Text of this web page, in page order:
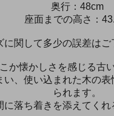
奥行：48cm
座面までの高さ：
に関して多少の誤差はご
か懐かしさを感じる古
い、使い込まれた木の表
られます。
に落ち着きを添えてくれ